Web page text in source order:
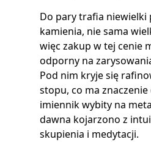
Do pary trafia niewielki
kamienia, nie sama
więc zakup w tej cenie
odporny na
Pod nim kryje się
stopu, co ma
imiennik wybity na
dawna kojarzono z
skupienia i medytacji.